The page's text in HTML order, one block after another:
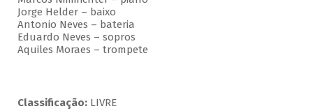
Jorge Helder – baixo
Antonio Neves – bateria
Eduardo Neves – sopros
Aquiles Moraes – trompete
Classificação: LIVRE